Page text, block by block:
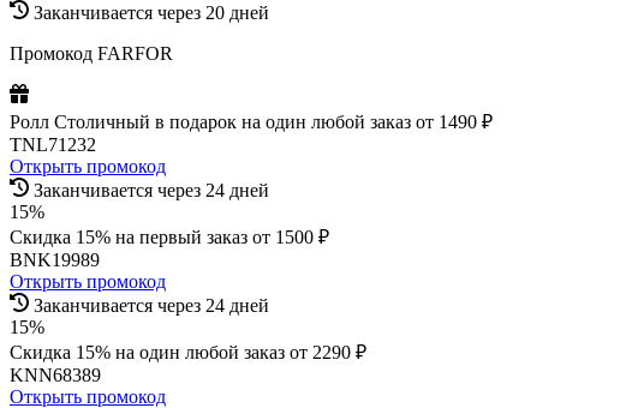
Заканчивается через 20 дней
Промокод FARFOR
Ролл Столичный в подарок на один любой заказ от 1490 ₽
TNL71232
Открыть промокод
Заканчивается через 24 дней
15%
Скидка 15% на первый заказ от 1500 ₽
BNK19989
Открыть промокод
Заканчивается через 24 дней
15%
Скидка 15% на один любой заказ от 2290 ₽
KNN68389
Открыть промокод